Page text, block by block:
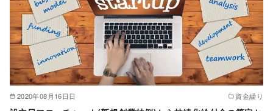
2020年08月16日日 資金繰り